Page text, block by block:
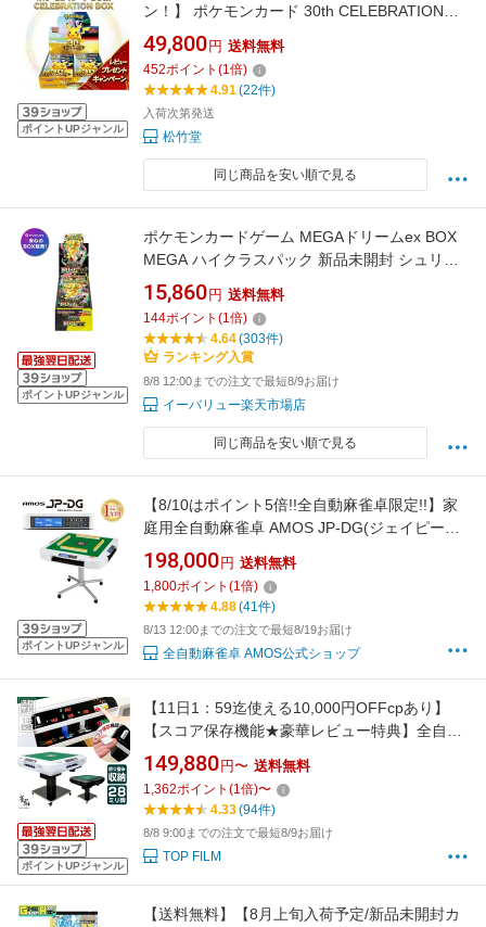
ポイントUPジャンル
ン！】 ポケモンカード 30th CELEBRATION
1BOX Pokemon 30周年 拡張パック カードゲー
ム セレブレーション 新品未開封 シュリンク付
き ポケモン
49,800 円 送料無料
452ポイント (1倍)
4.91(22件)
入荷次第発送
松竹堂
同じ商品を安い順で見る
ポイントUPジャンル
ポケモンカードゲーム MEGAドリームex BOX
MEGA ハイクラスパック 新品未開封 シュリン
ク付き
15,860 円 送料無料
144ポイント (1倍)
4.64(303件)
ランキング入賞
8/8 12:00までの注文で最短8/9お届け
イーバリュー楽天市場店
同じ商品を安い順で見る
ポイントUPジャンル
【8/10はポイント5倍!!全自動麻雀卓限定!!】家
庭用全自動麻雀卓 AMOS JP-DG(ジェイピーデ
ィージ―) 液晶点数表示 点棒レス
198,000 円 送料無料
1,800ポイント (1倍)
4.88(41件)
8/13 12:00までの注文で最短8/19お届け
全自動麻雀卓 AMOS公式ショップ
ポイントUPジャンル
【11日1：59迄使える10,000円OFFcpあり】
【スコア保存機能★豪華レビュー特典】全自動
麻雀卓 麻雀 家庭用 点棒読取機能 静音 折り畳み
式 USB充電口 点棒セット デジタル点棒計算
28mm 3人打ち 4人打ち 雀鳳
149,880 円〜 送料無料
1,362ポイント (1倍)〜
4.33(94件)
8/8 9:00までの注文で最短8/9お届け
TOP FILM
【送料無料】【8月上旬入荷予定/新品未開封カ